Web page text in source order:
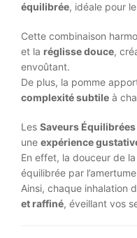
équilibrée, idéale pour
Cette combinaison
et la réglisse douce,
envoûtant.
De plus, la pomme
complexité subtile à
Les Saveurs Équilibrées
une expérience
En effet, la douceur de
équilibrée par
Ainsi, chaque inhalation
et raffiné, éveillant vos